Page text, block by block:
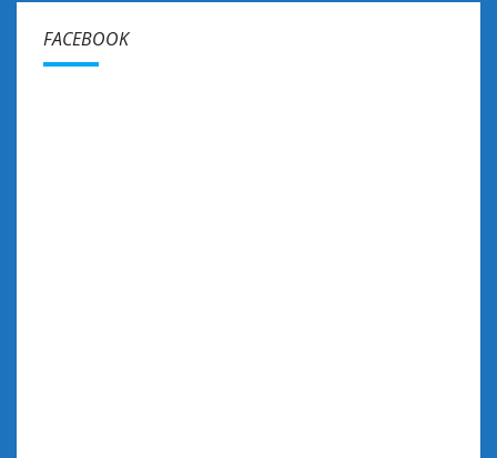
FACEBOOK